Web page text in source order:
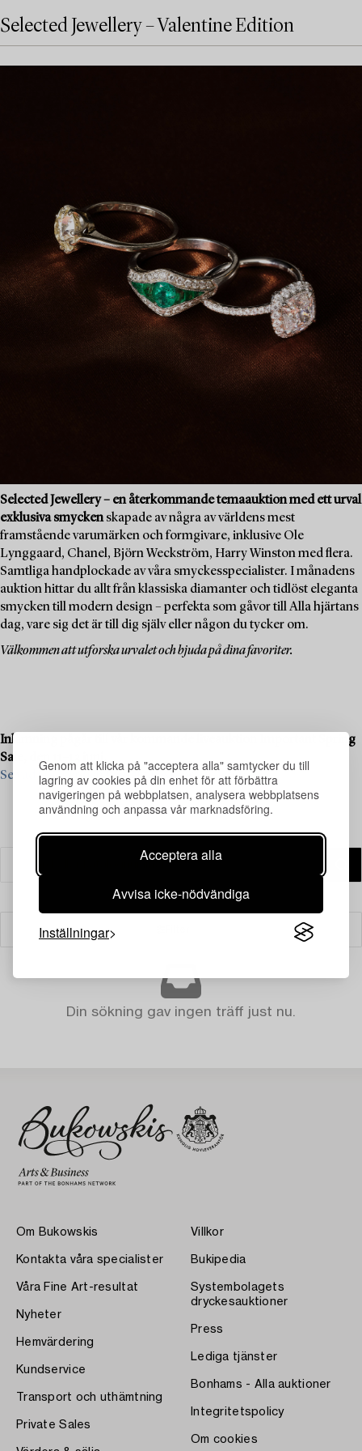
Genom att klicka på "acceptera alla" samtycker du till
lagring av cookies på din enhet för att förbättra
navigeringen på webbplatsen, analysera webbplatsens
användning och anpassa vår marknadsföring.
Acceptera alla
Avvisa icke-nödvändiga
Inställningar
Selected Jewellery – Valentine Edition
Selected Jewellery – en återkommande temaauktion med ett urval
exklusiva smyckenskapade av några av världens mest
framstående varumärken och formgivare, inklusive Ole
Lynggaard, Chanel, Björn Weckström, Harry Winston med flera.
Samtliga handplockade av våra smyckesspecialister. I månadens
auktion hittar du allt från klassiska diamanter och tidlöst eleganta
smycken till modern design – perfekta som gåvor till Alla hjärtans
dag, vare sig det är till dig själv eller någon du tycker om.
Välkommen att utforska urvalet och bjuda på dina favoriter.
Inlämning pågår till vår kommande liveauktion Important Spring
Sale, den 11–13 juni.
Se vad vi söker och kontakta oss för värdering ›
Din sökning gav ingen träff just nu.
Om Bukowskis
Kontakta våra specialister
Våra Fine Art-resultat
Nyheter
Hemvärdering
Kundservice
Transport och uthämtning
Private Sales
Villkor
Bukipedia
Systembolagets
dryckesauktioner
Press
Lediga tjänster
Bonhams - Alla auktioner
Integritetspolicy
Om cookies